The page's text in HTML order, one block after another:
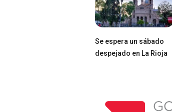
Se espera un sábado
despejado en La Rioja